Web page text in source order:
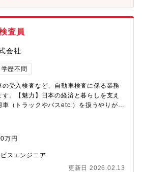
査員
会社
学歴不問
の受入検査など、自動車検査に係る業務
。【魅力】日本の経済と暮らしを支え
車（トラックやバスetc.）を扱うやりがい
店：旭川市永山2条14丁目1番21号・岩
2条9丁目2番2・苫小牧支店：苫小牧市新
：砂川市空知太東1条6丁目1番1号・札
1丁目778番地13・小樽支店：小樽市塩谷
万円
スエンジニア
更新日 2026.02.13